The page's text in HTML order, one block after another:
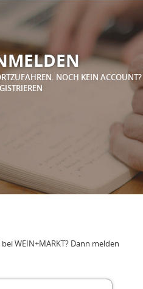
NOCH KEIN ACCOUNT?
WEIN+MARKT? Dann melden